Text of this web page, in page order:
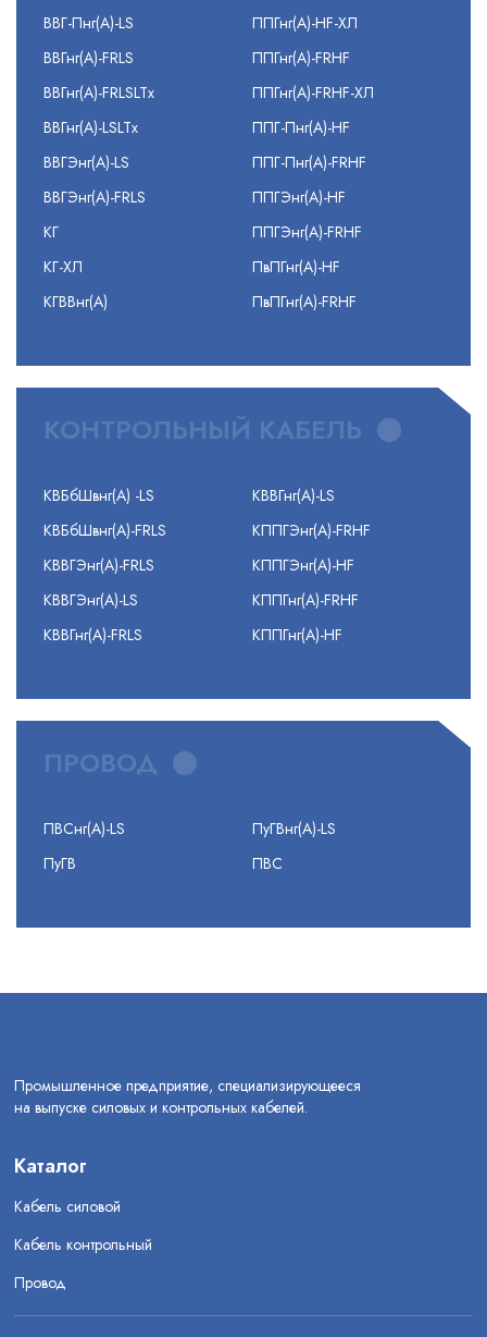
ВВГ-Пнг(А)-LS
ВВГнг(А)-FRLS
ВВГнг(А)-FRLSLTx
ВВГнг(А)-LSLTx
ВВГЭнг(А)-LS
ВВГЭнг(А)-FRLS
КГ
КГ-ХЛ
КГВВнг(А)
ППГнг(А)-HF-ХЛ
ППГнг(А)-FRHF
ППГнг(А)-FRHF-ХЛ
ППГ-Пнг(А)-HF
ППГ-Пнг(А)-FRHF
ППГЭнг(А)-HF
ППГЭнг(А)-FRHF
ПвПГнг(А)-HF
ПвПГнг(А)-FRHF
КОНТРОЛЬНЫЙ КАБЕЛЬ
КВБбШвнг(А) -LS
КВБбШвнг(А)-FRLS
КВВГЭнг(А)-FRLS
КВВГЭнг(А)-LS
КВВГнг(А)-FRLS
КВВГнг(А)-LS
КППГЭнг(А)-FRHF
КППГЭнг(А)-HF
КППГнг(А)-FRHF
КППГнг(А)-HF
ПРОВОД
ПВСнг(А)-LS
ПуГВ
ПуГВнг(А)-LS
ПВС
Промышленное предприятие, специализирующееся
на выпуске силовых и контрольных кабелей.
Каталог
Кабель силовой
Кабель контрольный
Провод